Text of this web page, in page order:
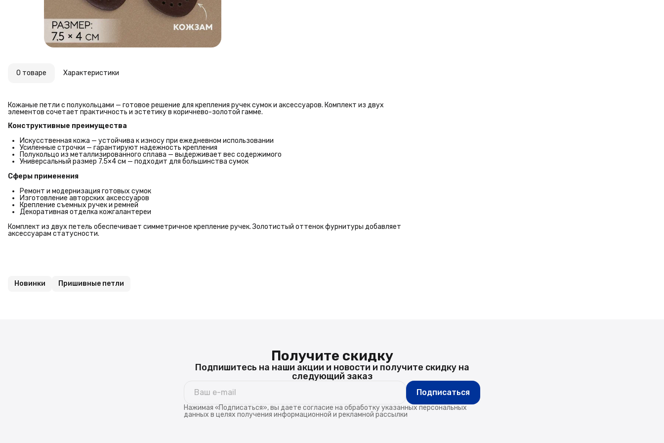
О товаре Характеристики
Кожаные петли с полукольцами — готовое решение для крепления ручек сумок и аксессуаров. Комплект из двух
элементов сочетает практичность и эстетику в коричнево-золотой гамме.
Конструктивные преимущества
Искусственная кожа — устойчива к износу при ежедневном использовании
Усиленные строчки — гарантируют надежность крепления
Полукольцо из металлизированного сплава — выдерживает вес содержимого
Универсальный размер 7.5×4 см — подходит для большинства сумок
Сферы применения
Ремонт и модернизация готовых сумок
Изготовление авторских аксессуаров
Крепление съемных ручек и ремней
Декоративная отделка кожгалантереи
Комплект из двух петель обеспечивает симметричное крепление ручек. Золотистый оттенок фурнитуры добавляет
аксессуарам статусности.
Новинки Пришивные петли
Получите скидку
Подпишитесь на наши акции и новости и получите скидку на
следующий заказ
Подписаться
Нажимая «Подписаться», вы даете согласие на обработку указанных персональных
данных в целях получения информационной и рекламной рассылки